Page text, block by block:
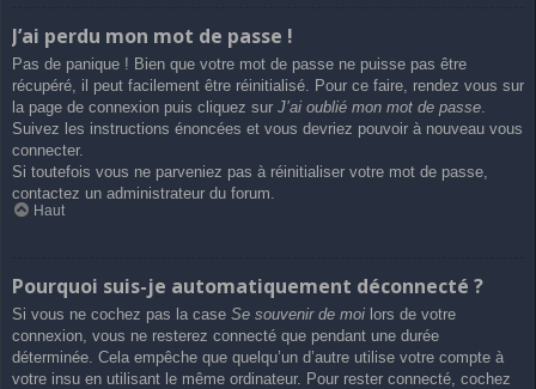
J’ai perdu mon mot de passe !
Pas de panique ! Bien que votre mot de passe ne puisse pas être
récupéré, il peut facilement être réinitialisé. Pour ce faire, rendez vous sur
la page de connexion puis cliquez sur J’ai oublié mon mot de passe.
Suivez les instructions énoncées et vous devriez pouvoir à nouveau vous
connecter.
Si toutefois vous ne parveniez pas à réinitialiser votre mot de passe,
contactez un administrateur du forum.
Haut
Pourquoi suis-je automatiquement déconnecté ?
Si vous ne cochez pas la case Se souvenir de moi lors de votre
connexion, vous ne resterez connecté que pendant une durée
déterminée. Cela empêche que quelqu’un d’autre utilise votre compte à
votre insu en utilisant le même ordinateur. Pour rester connecté, cochez